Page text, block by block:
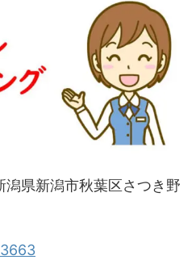
潟県新潟市秋葉区さつき野